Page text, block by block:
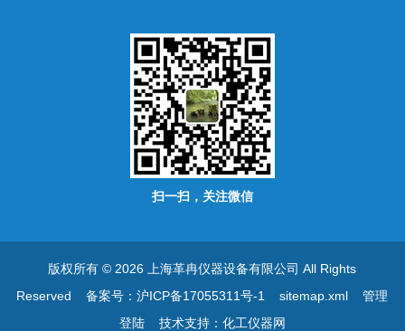
扫一扫，关注微信
版权所有 © 2026 上海革冉仪器设备有限公司 All Rights
Reserved备案号：沪ICP备17055311号-1 sitemap.xml
管理
登陆技术支持： 化工仪器网